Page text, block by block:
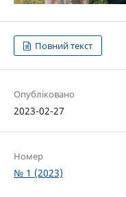
Повний текст
Опубліковано
2023-02-27
Номер
№ 1 (2023)